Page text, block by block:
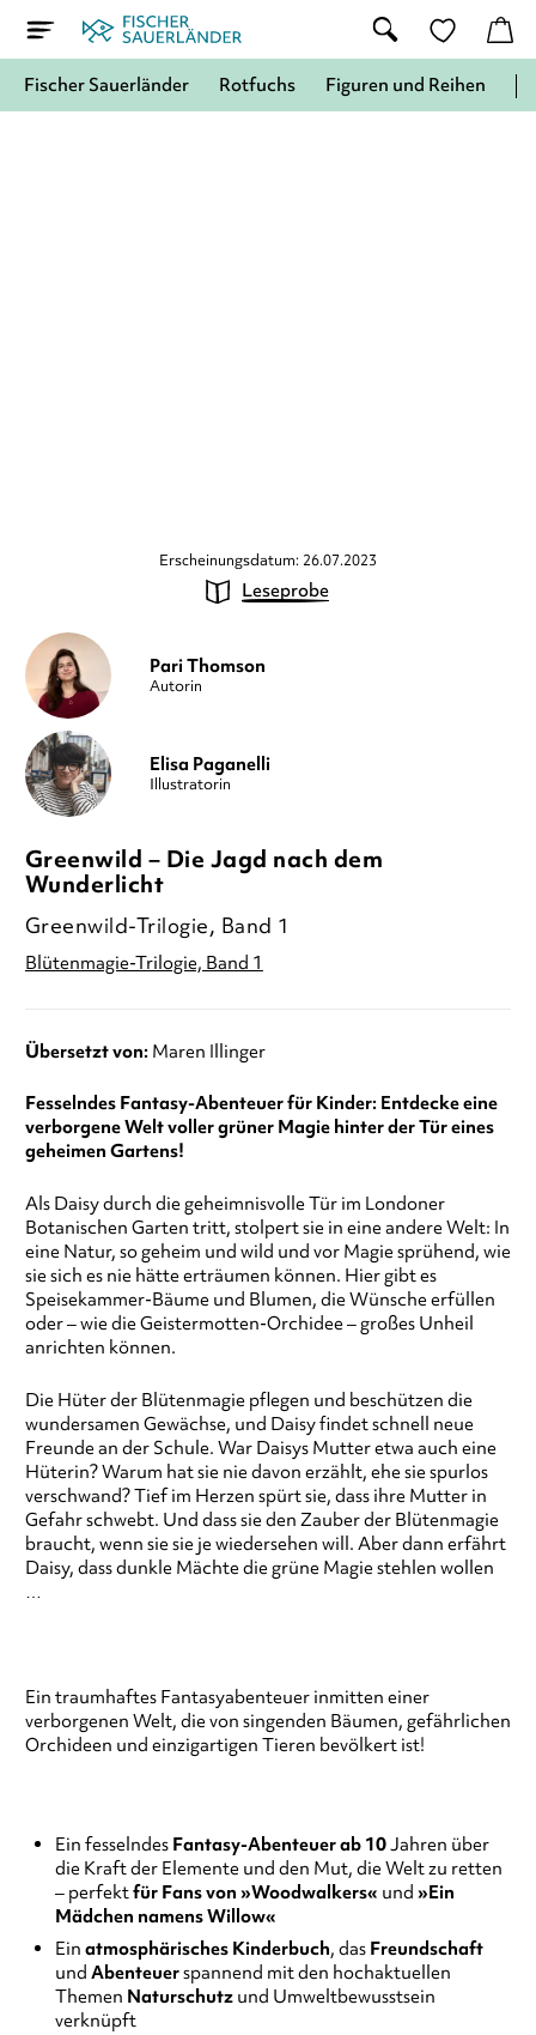
Fischer Sauerländer Rotfuchs Figuren und Reihen
Erscheinungsdatum: 26.07.2023
Leseprobe
Pari Thomson
Autorin
Elisa Paganelli
Illustratorin
Greenwild – Die Jagd nach dem
Wunderlicht
Greenwild-Trilogie, Band 1
Blütenmagie-Trilogie, Band 1
Übersetzt von: Maren Illinger
Fesselndes Fantasy-Abenteuer für Kinder: Entdecke eine
verborgene Welt voller grüner Magie hinter der Tür eines
geheimen Gartens!
Als Daisy durch die geheimnisvolle Tür im Londoner
Botanischen Garten tritt, stolpert sie in eine andere Welt: In
eine Natur, so geheim und wild und vor Magie sprühend, wie
sie sich es nie hätte erträumen können. Hier gibt es
Speisekammer-Bäume und Blumen, die Wünsche erfüllen
oder – wie die Geistermotten-Orchidee – großes Unheil
anrichten können.
Die Hüter der Blütenmagie pflegen und beschützen die
wundersamen Gewächse, und Daisy findet schnell neue
Freunde an der Schule. War Daisys Mutter etwa auch eine
Hüterin? Warum hat sie nie davon erzählt, ehe sie spurlos
verschwand? Tief im Herzen spürt sie, dass ihre Mutter in
Gefahr schwebt. Und dass sie den Zauber der Blütenmagie
braucht, wenn sie sie je wiedersehen will. Aber dann erfährt
Daisy, dass dunkle Mächte die grüne Magie stehlen wollen
…
Ein traumhaftes Fantasyabenteuer inmitten einer
verborgenen Welt, die von singenden Bäumen, gefährlichen
Orchideen und einzigartigen Tieren bevölkert ist!
Ein fesselndes Fantasy-Abenteuer ab 10Jahren über
die Kraft der Elemente und den Mut, die Welt zu retten
– perfektfür Fans von »Woodwalkers« und »Ein
Mädchen namens Willow«
Ein atmosphärisches Kinderbuch, das Freundschaft
und Abenteuerspannend mit den hochaktuellen
Themen Naturschutzund Umweltbewusstsein
verknüpft